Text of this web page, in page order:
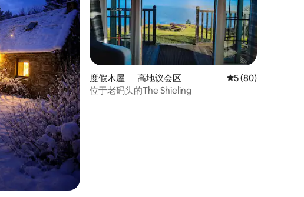
条评价
度假木屋 ｜ 高地议会区 平均评分 5 分（满
5 (80)
位于老码头的The Shieling